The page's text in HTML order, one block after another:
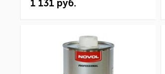
1 131 руб.